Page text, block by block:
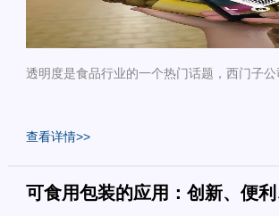
透明度是食品行业的一个热门话题，西门子
查看详情>>
可食用包装的应用：创新、便